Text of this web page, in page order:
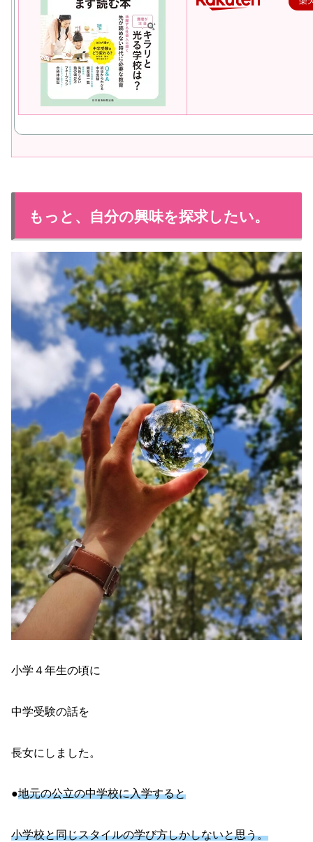
もっと、自分の興味を探求したい。
小学４年生の頃に
中学受験の話を
長女にしました。
●地元の公立の中学校に入学すると
小学校と同じスタイルの学び方しかしないと思う。